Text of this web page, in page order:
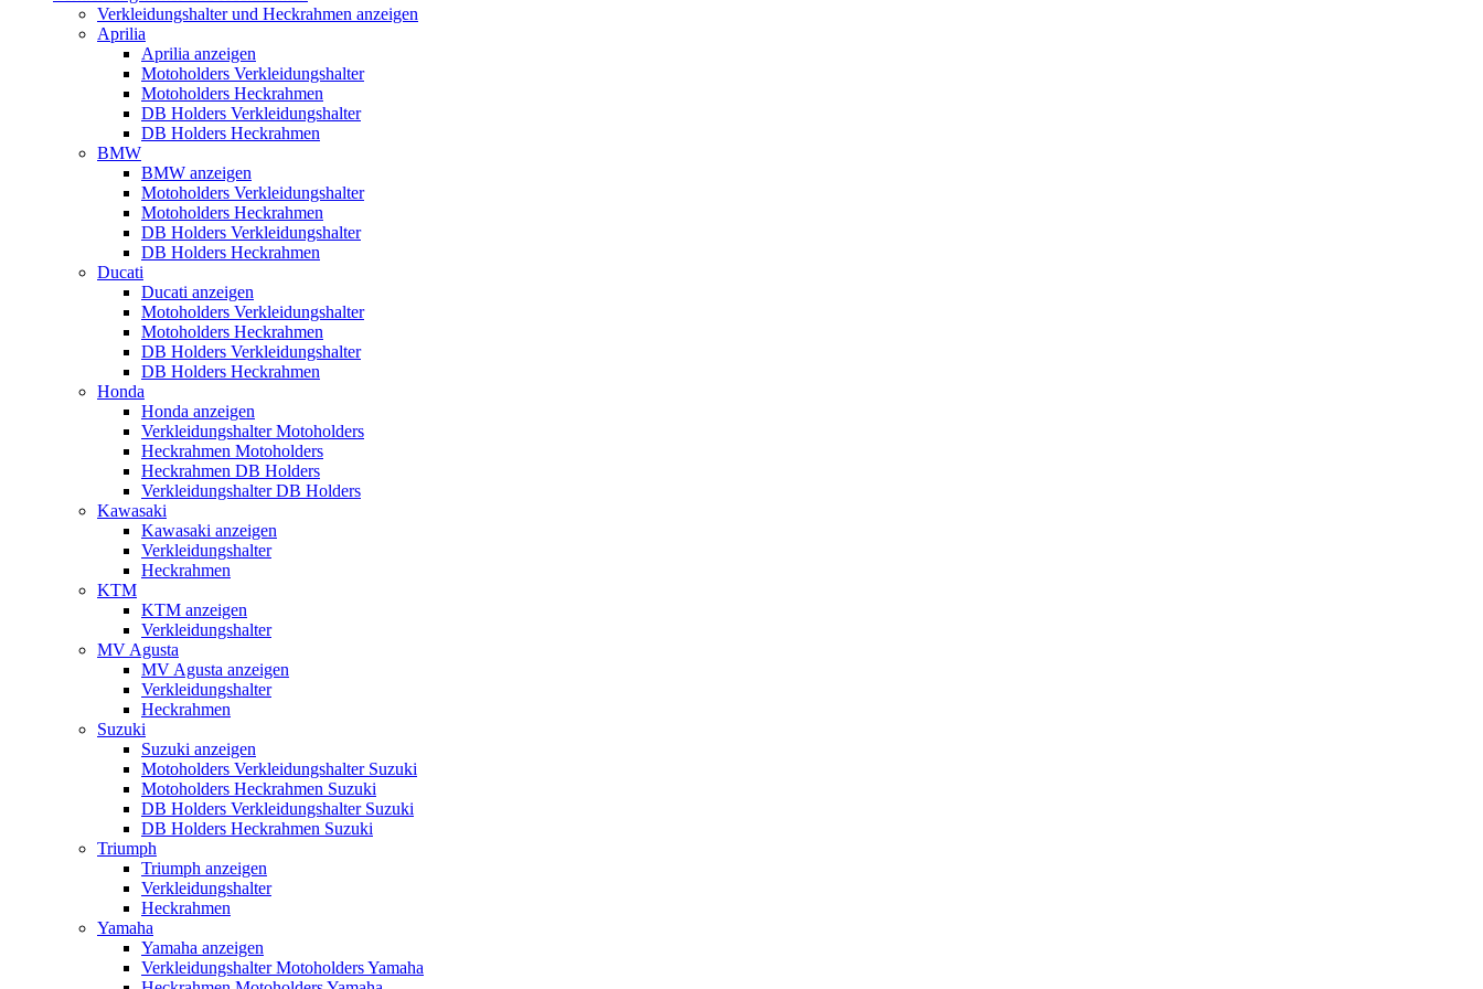
Verkleidungshalter und Heckrahmen anzeigen
Aprilia
Aprilia anzeigen
Motoholders Verkleidungshalter
Motoholders Heckrahmen
DB Holders Verkleidungshalter
DB Holders Heckrahmen
BMW
BMW anzeigen
Motoholders Verkleidungshalter
Motoholders Heckrahmen
DB Holders Verkleidungshalter
DB Holders Heckrahmen
Ducati
Ducati anzeigen
Motoholders Verkleidungshalter
Motoholders Heckrahmen
DB Holders Verkleidungshalter
DB Holders Heckrahmen
Honda
Honda anzeigen
Verkleidungshalter Motoholders
Heckrahmen Motoholders
Heckrahmen DB Holders
Verkleidungshalter DB Holders
Kawasaki
Kawasaki anzeigen
Verkleidungshalter
Heckrahmen
KTM
KTM anzeigen
Verkleidungshalter
MV Agusta
MV Agusta anzeigen
Verkleidungshalter
Heckrahmen
Suzuki
Suzuki anzeigen
Motoholders Verkleidungshalter Suzuki
Motoholders Heckrahmen Suzuki
DB Holders Verkleidungshalter Suzuki
DB Holders Heckrahmen Suzuki
Triumph
Triumph anzeigen
Verkleidungshalter
Heckrahmen
Yamaha
Yamaha anzeigen
Verkleidungshalter Motoholders Yamaha